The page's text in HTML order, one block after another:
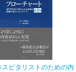
スピタリストのための内